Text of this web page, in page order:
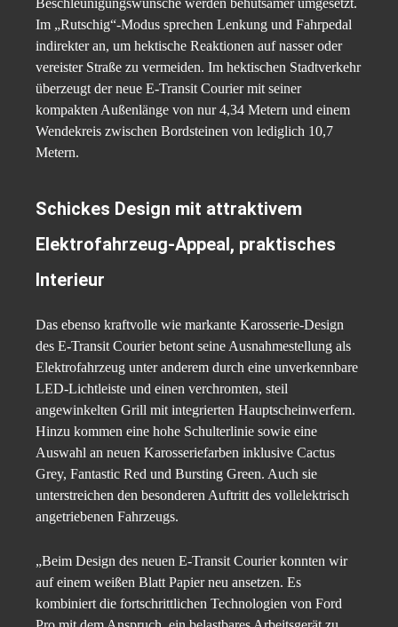
Beschleunigungswünsche werden behutsamer umgesetzt.
Im „Rutschig“-Modus sprechen Lenkung und Fahrpedal
indirekter an, um hektische Reaktionen auf nasser oder
vereister Straße zu vermeiden. Im hektischen Stadtverkehr
überzeugt der neue E-Transit Courier mit seiner
kompakten Außenlänge von nur 4,34 Metern und einem
Wendekreis zwischen Bordsteinen von lediglich 10,7
Metern.
Schickes Design mit attraktivem
Elektrofahrzeug-Appeal, praktisches
Interieur
Das ebenso kraftvolle wie markante Karosserie-Design
des E-Transit Courier betont seine Ausnahmestellung als
Elektrofahrzeug unter anderem durch eine unverkennbare
LED-Lichtleiste und einen verchromten, steil
angewinkelten Grill mit integrierten Hauptscheinwerfern.
Hinzu kommen eine hohe Schulterlinie sowie eine
Auswahl an neuen Karosseriefarben inklusive Cactus
Grey, Fantastic Red und Bursting Green. Auch sie
unterstreichen den besonderen Auftritt des vollelektrisch
angetriebenen Fahrzeugs.
„Beim Design des neuen E-Transit Courier konnten wir
auf einem weißen Blatt Papier neu ansetzen. Es
kombiniert die fortschrittlichen Technologien von Ford